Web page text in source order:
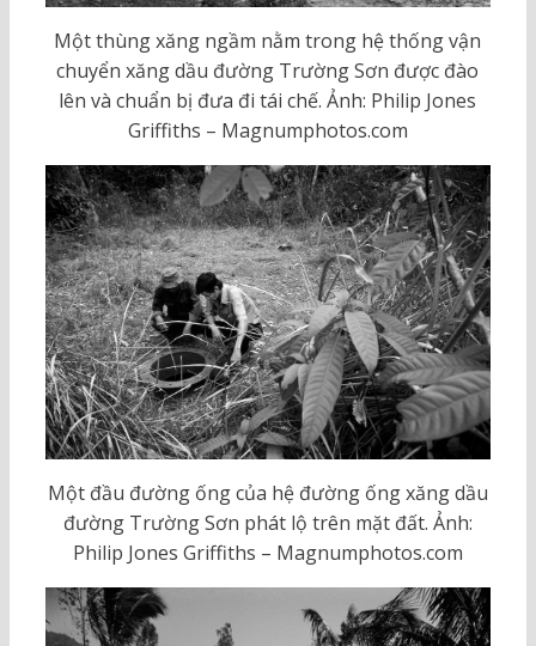
Một thùng xăng ngầm nằm trong hệ thống vận
chuyển xăng dầu đường Trường Sơn được đào
lên và chuẩn bị đưa đi tái chế. Ảnh: Philip Jones
Griffiths – Magnumphotos.com
Một đầu đường ống của hệ đường ống xăng dầu
đường Trường Sơn phát lộ trên mặt đất. Ảnh:
Philip Jones Griffiths – Magnumphotos.com